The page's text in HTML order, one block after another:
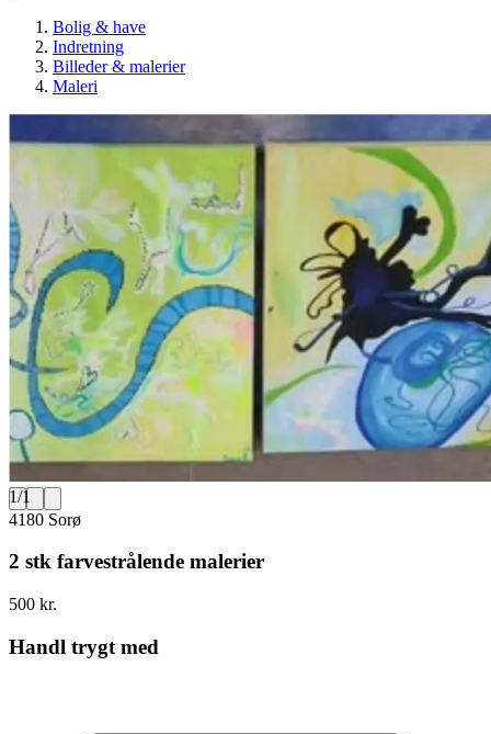
Bolig & have
Indretning
Billeder & malerier
Maleri
1/1
4180 Sorø
2 stk farvestrålende malerier
500 kr.
Handl trygt med